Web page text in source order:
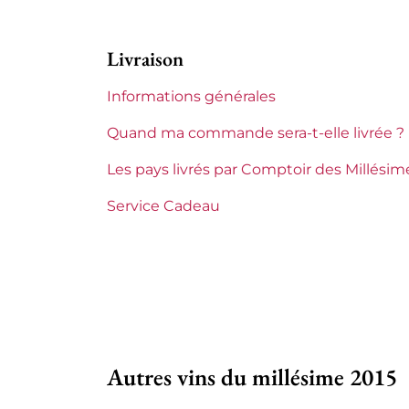
Niveau
Etiquette
Livraison
Informations générales
Quand ma commande sera-t-elle livrée ?
Les pays livrés par Comptoir des
Service Cadeau
Autres vins du millésime 2015